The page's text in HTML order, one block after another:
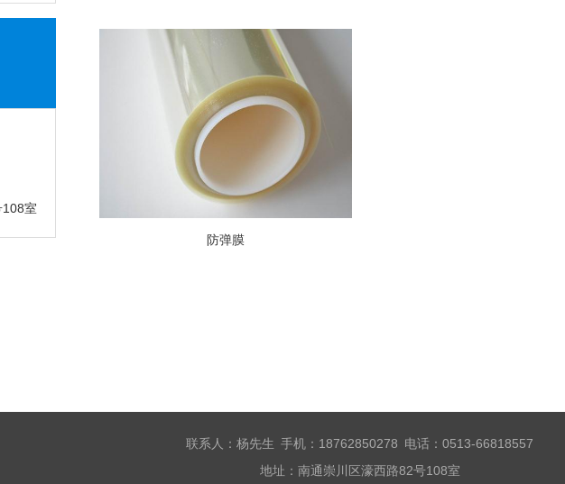
室
防弹膜
联系人：杨先生 手机：18762850278 电话：0513-66818557
地址：南通崇川区濠西路82号108室